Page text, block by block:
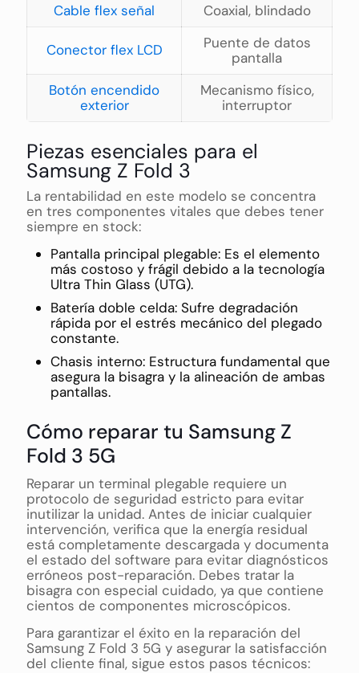
Cable flex señal
Coaxial, blindado
Conector flex LCD
Puente de datos
pantalla
Botón encendido
exterior
Mecanismo físico,
interruptor
Piezas esenciales para el
Samsung Z Fold 3
La rentabilidad en este modelo se concentra
en tres componentes vitales que debes tener
siempre en stock:
Pantalla principal plegable: Es el elemento
más costoso y frágil debido a la tecnología
Ultra Thin Glass (UTG).
Batería doble celda: Sufre degradación
rápida por el estrés mecánico del plegado
constante.
Chasis interno: Estructura fundamental que
asegura la bisagra y la alineación de ambas
pantallas.
Cómo reparar tu Samsung Z
Fold 3 5G
Reparar un terminal plegable requiere un
protocolo de seguridad estricto para evitar
inutilizar la unidad. Antes de iniciar cualquier
intervención, verifica que la energía residual
está completamente descargada y documenta
el estado del software para evitar diagnósticos
erróneos post-reparación. Debes tratar la
bisagra con especial cuidado, ya que contiene
cientos de componentes microscópicos.
Para garantizar el éxito en la reparación del
Samsung Z Fold 3 5G y asegurar la satisfacción
del cliente final, sigue estos pasos técnicos: